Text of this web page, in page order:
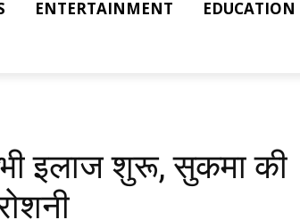
ENTERTAINMENT EDUCATION
इलाज शुरू, सुकमा की